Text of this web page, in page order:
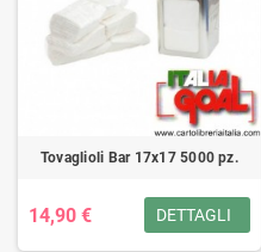
Tovaglioli Bar 17x17 5000 pz.
14,90 € DETTAGLI